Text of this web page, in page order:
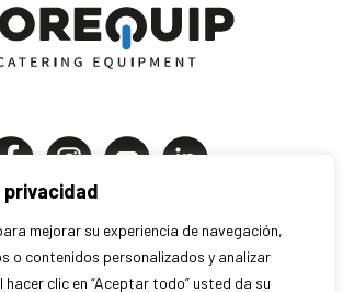
mejorar su experiencia de navegación,
o contenidos personalizados y analizar
clic en “Aceptar todo” usted da su
Catering Equipment S.A
Mollons | C. Traginers 7-9
Alaquàs . Valencia . España